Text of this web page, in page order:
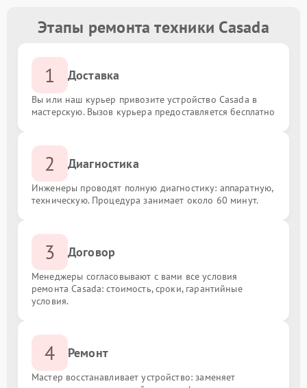
Этапы ремонта техники Casada
1 Доставка
Вы или наш курьер привозите устройство Casada в
мастерскую. Вызов курьера предоставляется бесплатно
2 Диагностика
Инженеры проводят полную диагностику: аппаратную,
техническую. Процедура занимает около 60 минут.
3 Договор
Менеджеры согласовывают с вами все условия
ремонта Casada: стоимость, сроки, гарантийные
условия.
4 Ремонт
Мастер восстанавливает устройство: заменяет